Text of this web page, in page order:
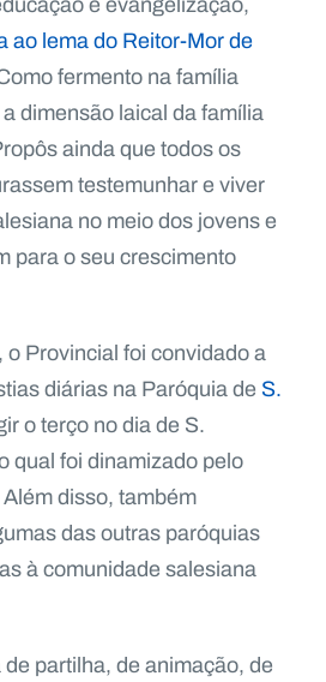
ao lema do Reitor-Mor de
fermento na família
dimensão laical da família
ainda que todos os
testemunhar e viver
no meio dos jovens e
para o seu crescimento
Provincial foi convidado a
diárias na Paróquia de S.
o terço no dia de S.
qual foi dinamizado pelo
disso, também
das outras paróquias
à comunidade salesiana
partilha, de animação, de